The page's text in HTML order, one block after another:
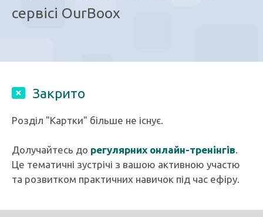
сервісі OurBoox
Закрито
Розділ "Картки" більше не існує.
Долучайтесь до регулярних онлайн-тренінгів.
Це тематичні зустрічі з вашою активною участю
та розвитком практичних навичок під час ефіру.